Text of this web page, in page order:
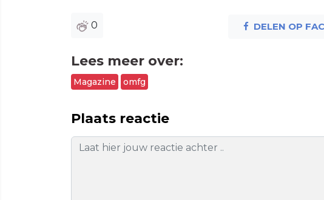
0 DELEN OP
Lees meer over:
Magazine omfg
Plaats reactie